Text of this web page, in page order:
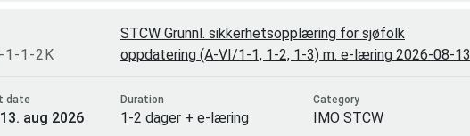
1-1-2K
date
aug 2026
STCW Grunnl. sikkerhetsopplæring for sjøfolk
oppdatering (A-VI/1-1, 1-2, 1-3) m. e-læring 2026-08-13
Duration
1-2 dager + e-læring
Category
IMO STCW